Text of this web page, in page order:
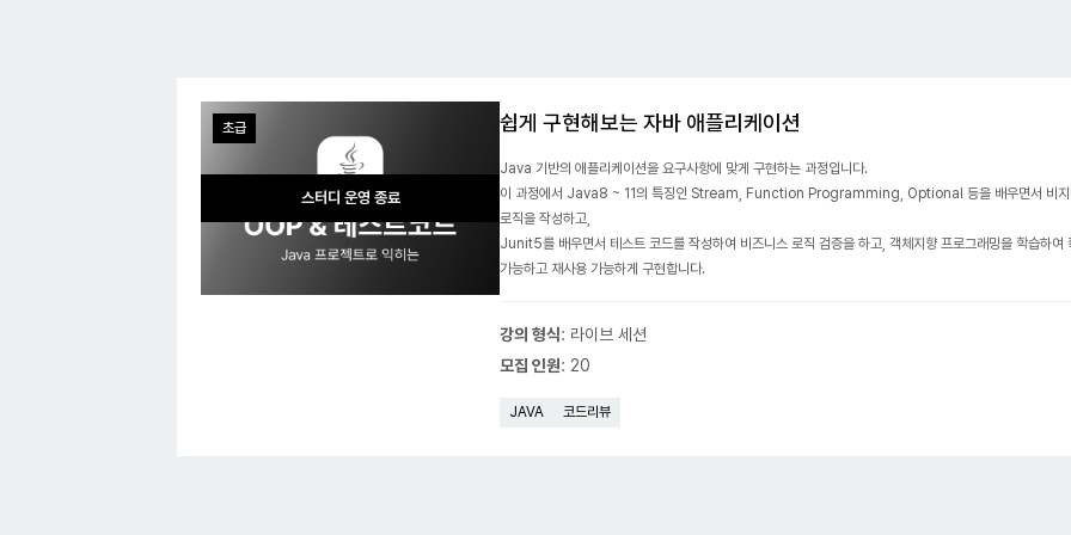
초급
스터디 운영 종료
쉽게 구현해보는 자바 애플리케이션
Java 기반의 애플리케이션을 요구사항에 맞게 구현하는 과정입니다.
이 과정에서 Java8 ~ 11의 특징인 Stream, Function Programming, Optional 등을 배우면서 비지
로직을 작성하고,
Junit5를 배우면서 테스트 코드를 작성하여 비즈니스 로직 검증을 하고, 객체지향 프로그래밍을 학습하여
가능하고 재사용 가능하게 구현합니다.
강의 형식: 라이브 세션
모집 인원: 20
JAVA 코드리뷰